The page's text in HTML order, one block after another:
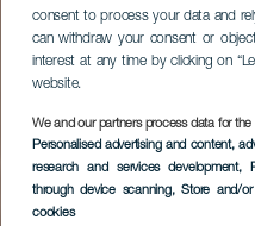
consent to process your data and
can withdraw your consent or
interest at any time by clicking on
website.
We and our partners process data for
Personalised advertising and content,
research and services development,
through device scanning, Store and/
cookies